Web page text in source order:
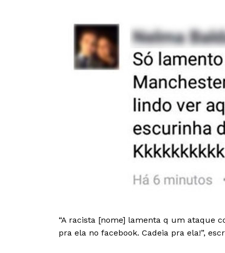
“A racista [nome] lamenta q um ataque
pra ela no facebook. Cadeia pra ela!”,